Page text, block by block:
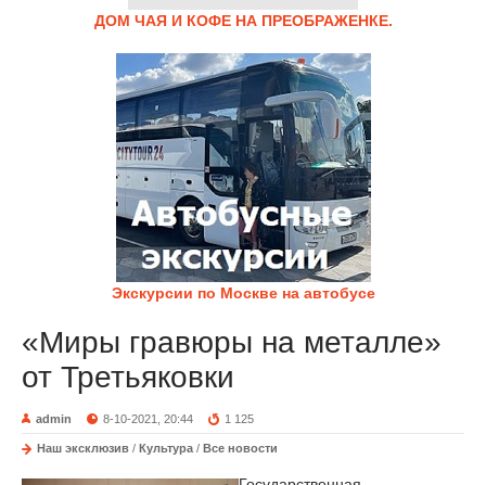
ДОМ ЧАЯ И КОФЕ НА ПРЕОБРАЖЕНКЕ.
Экскурсии по Москве на автобусе
«Миры гравюры на металле»
от Третьяковки
admin 8-10-2021, 20:44 1 125
Наш эксклюзив / Культура / Все новости